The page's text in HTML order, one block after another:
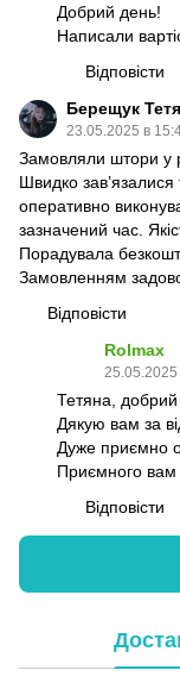
Добрий день!
Написали
Відповісти
Берещук
23.05.2025 в
Замовляли штори у
Швидко завʼязалися
оперативно
зазначений час.
Порадувала
Замовленням
Відповісти
Rolmax
25.05.2025
Тетяна,
Дякую вам за
Дуже приємно
Приємного вам
Відповісти